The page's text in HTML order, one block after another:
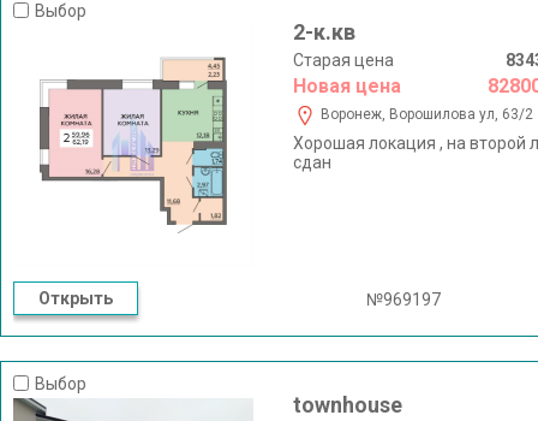
Выбор
2-к.кв
Старая цена
Новая цена
Воронеж, Ворошилова ул, 63/2
Хорошая локация , на второй
сдан
Открыть №969197
Выбор
townhouse